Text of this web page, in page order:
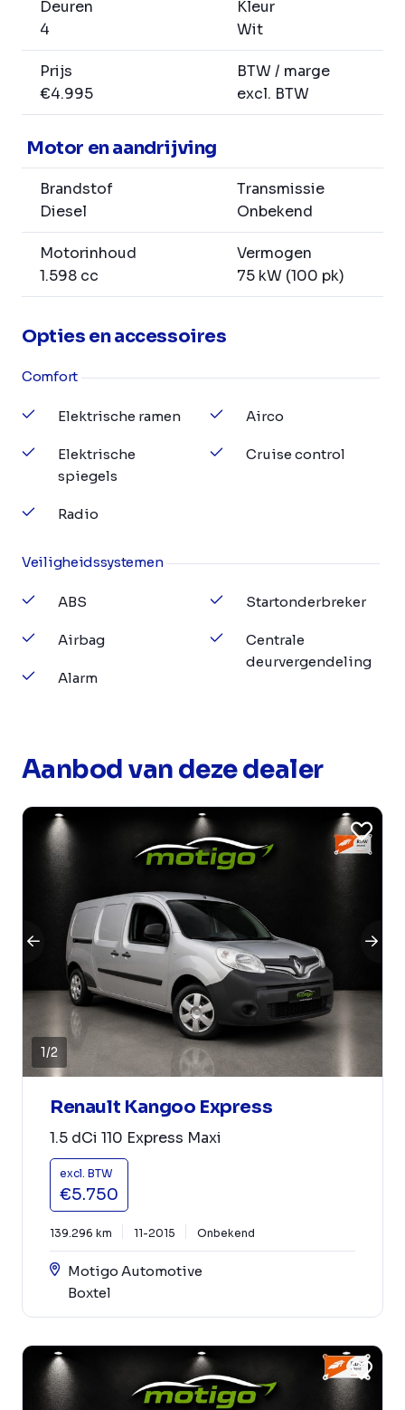
Deuren
4
Kleur
Wit
Prijs
€4.995
BTW / marge
excl. BTW
Motor en aandrijving
Brandstof
Diesel
Transmissie
Onbekend
Motorinhoud
1.598 cc
Vermogen
75 kW (100 pk)
Opties en accessoires
Comfort
Elektrische ramen
Elektrische
spiegels
Radio
Airco
Cruise control
Veiligheidssystemen
ABS
Airbag
Alarm
Startonderbreker
Centrale
deurvergendeling
Aanbod van deze dealer
1/2
Renault Kangoo Express
1.5 dCi 110 Express Maxi
excl. BTW
€5.750
139.296 km 11-2015 Onbekend
Motigo Automotive
Boxtel